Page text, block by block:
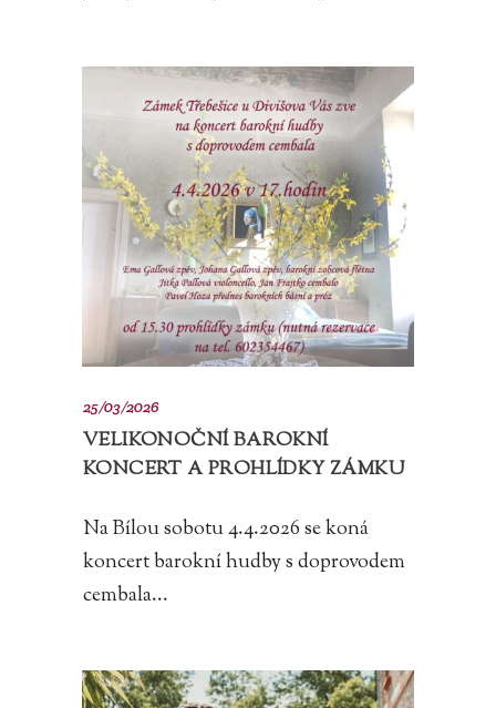
25/03/2026
VELIKONOČNÍ BAROKNÍ
KONCERT A PROHLÍDKY ZÁMKU
Na Bílou sobotu 4.4.2026 se koná
koncert barokní hudby s doprovodem
cembala...